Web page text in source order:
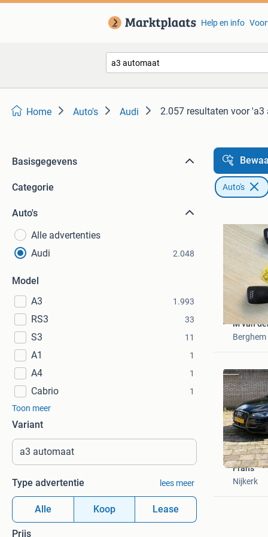
Help en info
Home Auto's Audi 2.057 resultaten voor 'a3
Basisgegevens
Categorie
Auto's
Alle advertenties
Audi
2.048
Model
A3
1.993
RS3 33
S3 11
A1 1
A4 1
Cabrio
1
Toon meer
Variant
Type advertentie lees meer
Alle Koop Lease
Prijs
Auto's
M van
Berghem
Frans
Nijkerk